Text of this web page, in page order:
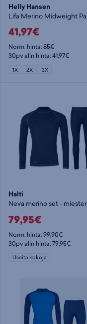
Helly Hansen
41,97€
Norm. hinta:85€
30pv alin hinta: 41,97€
1X 2X 3X
Halti
79,95€
Norm. hinta:99,90€
30pv alin hinta: 79,95€
Useita kokoja